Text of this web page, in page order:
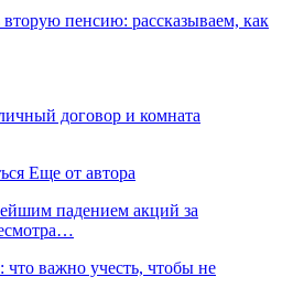
пенсию: рассказываем, как
договор и комната
Еще от автора
падением акций за
важно учесть, чтобы не